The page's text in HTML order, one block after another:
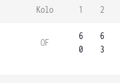
Kolo 1 2
OF
6
0
6
3